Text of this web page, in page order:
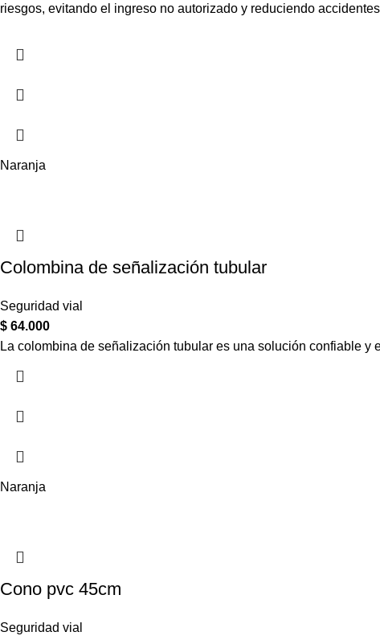
riesgos, evitando el ingreso no autorizado y reduciendo
Naranja
Colombina de señalización tubular
Seguridad vial
$ 64.000
La colombina de señalización tubular es una solución confiable
Naranja
Cono pvc 45cm
Seguridad vial